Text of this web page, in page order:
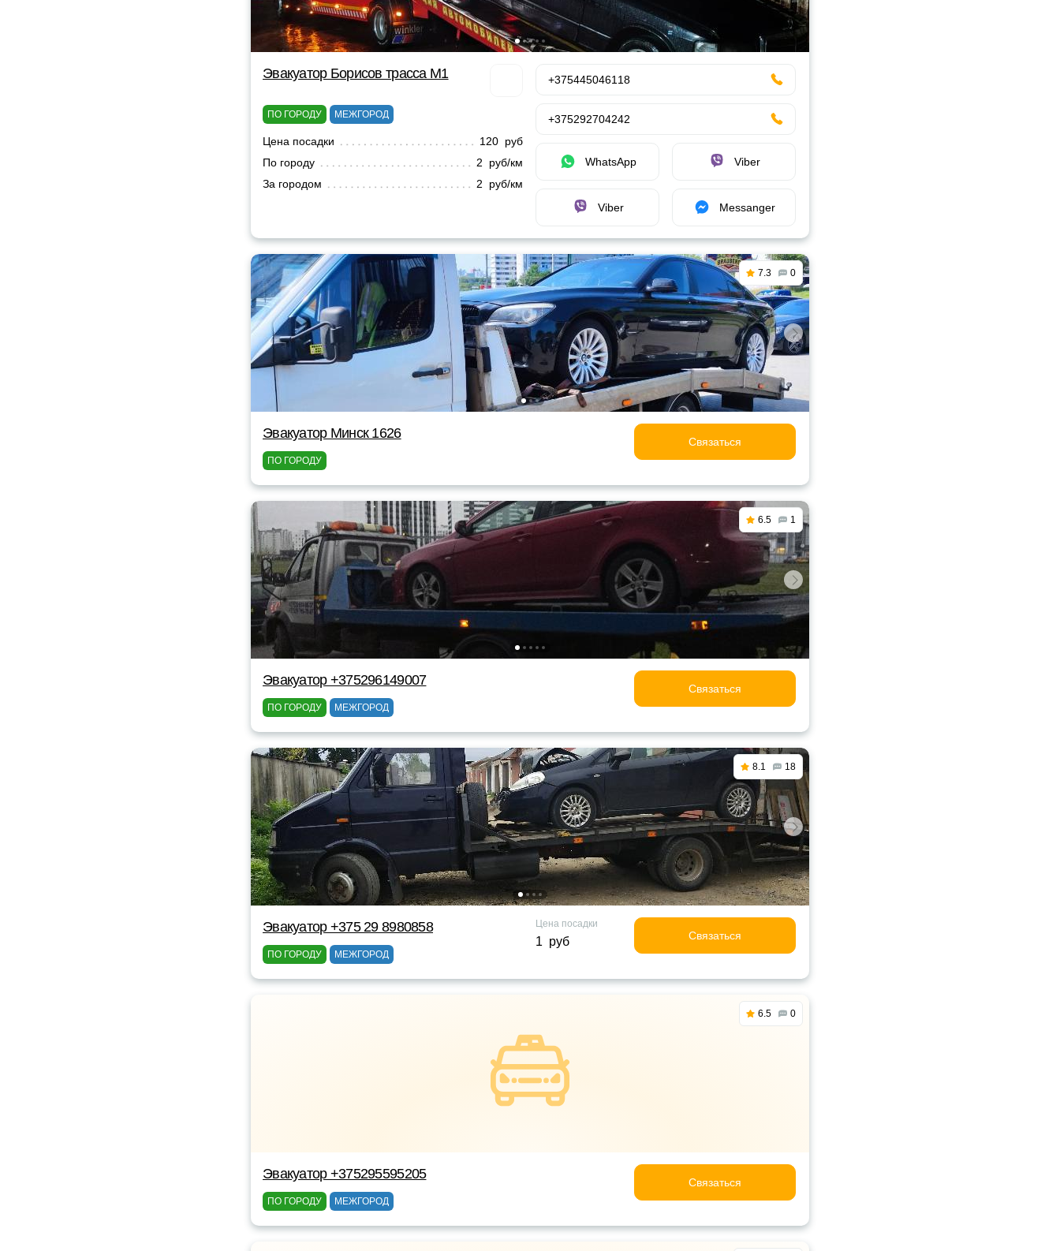
Эвакуатор Борисов трасса М1
ПО ГОРОДУ МЕЖГОРОД
Цена посадки
120 руб
По городу
2 руб/км
За городом
2 руб/км
+375445046118
+375292704242
WhatsApp Viber
Viber Messanger
7.3 0
Эвакуатор Минск 1626
ПО ГОРОДУ
Связаться
6.5 1
Эвакуатор +375296149007
ПО ГОРОДУ МЕЖГОРОД
Связаться
8.1 18
Эвакуатор +375 29 8980858
ПО ГОРОДУ МЕЖГОРОД
Цена посадки
1 руб Связаться
6.5 0
Эвакуатор +375295595205
ПО ГОРОДУ МЕЖГОРОД
Связаться